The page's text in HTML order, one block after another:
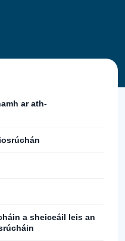
ar ath-
a sheiceáil leis an